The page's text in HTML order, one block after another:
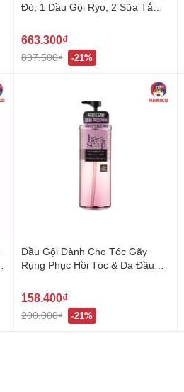
Đỏ, 1 Dầu Gội Ryo, 2 Sữa Tắm,
담 21호 선물세트
663.300₫
837.500₫ -21%
Dầu Gội Dành Cho Tóc Gãy
Rụng Phục Hồi Tóc & Da Đầu
어스칼프
158.400₫
200.000₫ -21%